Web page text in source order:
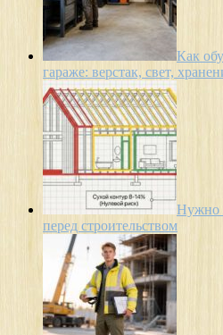
Как
гараже: верстак, свет,
Нужно
перед строительством